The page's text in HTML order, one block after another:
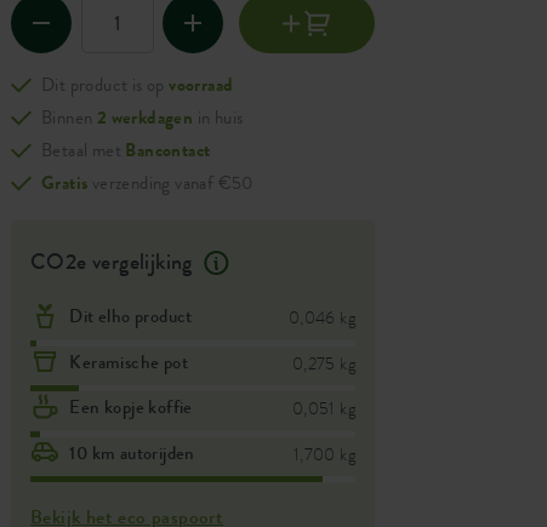
Dit product is opvoorraad
Binnen 2 werkdagen in huis
Betaal met Bancontact
Gratis verzending vanaf €50
CO2e vergelijking
Dit elho product 0,046 kg
Keramische pot 0,275 kg
Een kopje koffie 0,051 kg
10 km autorijden 1,700 kg
Bekijk het eco paspoort